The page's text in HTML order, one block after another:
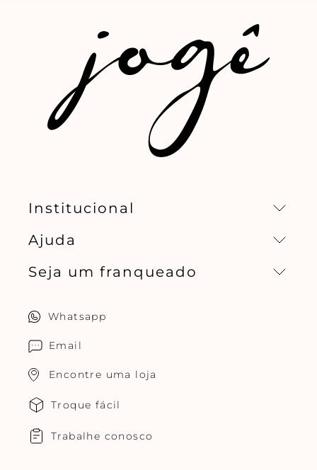
Institucional
Missão, visão e valores
Ajuda
Central de relacionamento
Seja um franqueado
Whatsapp
Email
Encontre uma loja
Troque fácil
Trabalhe conosco